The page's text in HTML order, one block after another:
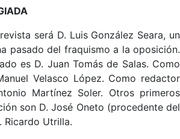
será D. Luis González Seara, un
pasado del fraquismo a la oposición.
es D. Juan Tomás de Salas. Como
Velasco López. Como redactor
Martínez Soler. Otros primeros
son D. José Oneto (procedente del
Ricardo Utrilla.